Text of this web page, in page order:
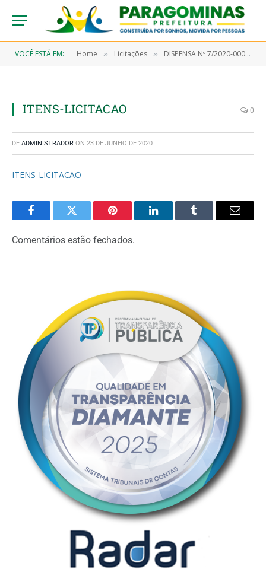
VOCÊ ESTÁ EM: Home » Licitações » DISPENSA Nº 7/2020-00045 (Contratação emergencial temporária de empresa para prestação de serviços na área serviço social)
ITENS-LICITACAO 0
DE ADMINISTRADOR ON 23 DE JUNHO DE 2020
ITENS-LICITACAO
FacebookTwitter Pinterest LinkedInTumblr Email
Comentários estão fechados.